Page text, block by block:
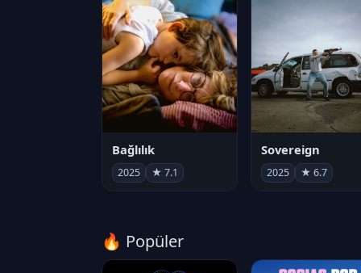
Bağlılık
2025 ★ 7.1
Sovereign
2025 ★ 6.7
🔥 Popüler